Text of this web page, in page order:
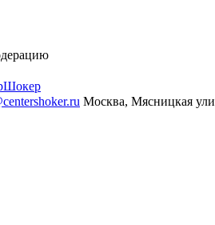
Москва, Мясницкая